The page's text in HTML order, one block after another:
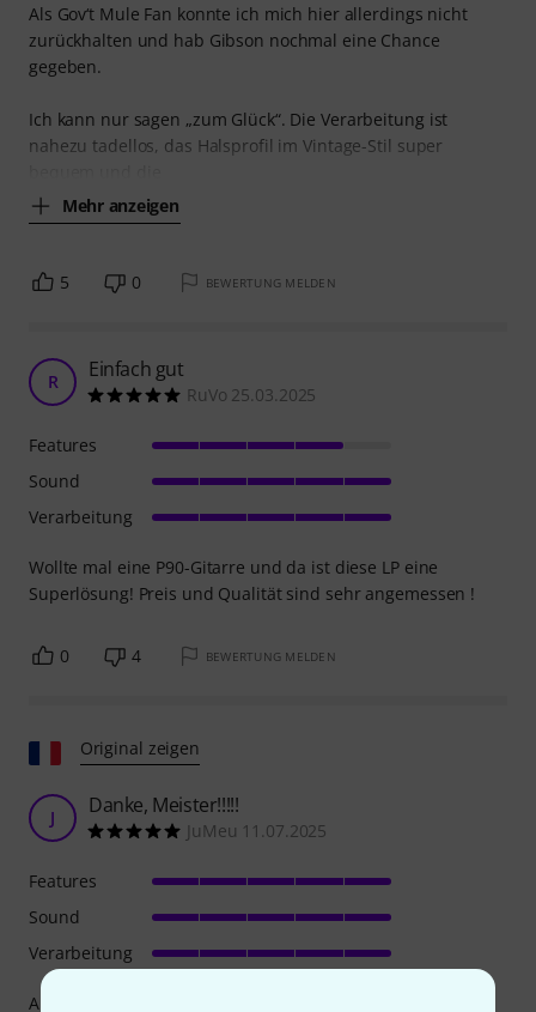
Als Gov‘t Mule Fan konnte ich mich hier allerdings nicht
zurückhalten und hab Gibson nochmal eine Chance
gegeben.
Ich kann nur sagen „zum Glück“. Die Verarbeitung ist
nahezu tadellos, das Halsprofil im Vintage-Stil super
Mehr anzeigen
5 0 BEWERTUNG MELDEN
R Einfach gut
RuVo 25.03.2025
Wollte mal eine P90-Gitarre und da ist diese LP eine
Superlösung! Preis und Qualität sind sehr angemessen !
Features
Sound
Verarbeitung
0 4 BEWERTUNG MELDEN
Original zeigen
J Danke, Meister!!!!!
JuMeu 11.07.2025
Als Gibson zwei neue Warren Haynes Signature-Gitarren
Features
Sound
Verarbeitung